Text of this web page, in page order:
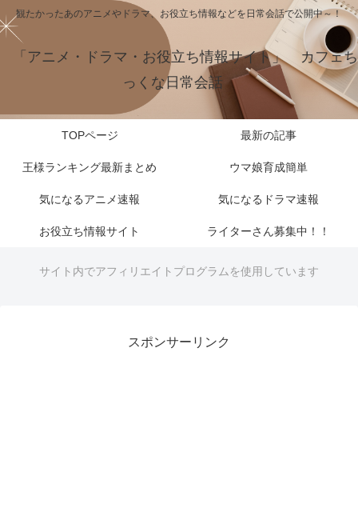
観たかったあのアニメやドラマ、お役立ち情報などを日常会話で公開中～！
「アニメ・ドラマ・お役立ち情報サイト」 カフェち
っくな日常会話
TOPページ 最新の記事
王様ランキング最新まとめ ウマ娘育成簡単
気になるアニメ速報 気になるドラマ速報
お役立ち情報サイト ライターさん募集中！！
サイト内でアフィリエイトプログラムを使用しています
スポンサーリンク